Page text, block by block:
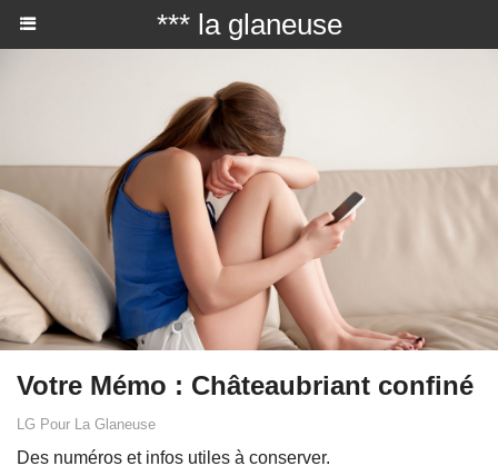
*** la glaneuse
Votre Mémo : Châteaubriant confiné
LG Pour La Glaneuse
Des numéros et infos utiles à conserver.